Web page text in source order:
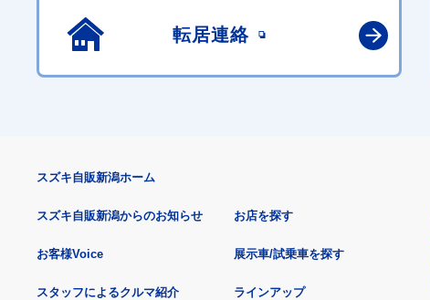
転居連絡
スズキ自販新潟ホーム
スズキ自販新潟からのお知らせ
お客様Voice
スタッフによるクルマ紹介
お店を探す
展示車/試乗車を探す
ラインアップ